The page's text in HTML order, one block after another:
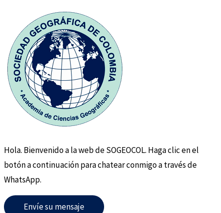
Hola. Bienvenido a la web de SOGEOCOL. Haga clic en el
botón a continuación para chatear conmigo a través de
WhatsApp.
Envíe su mensaje